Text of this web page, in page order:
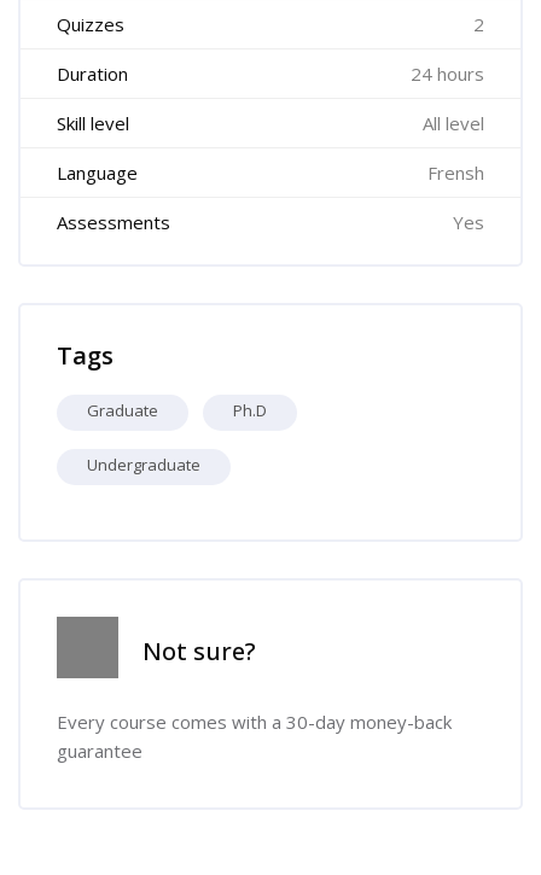
Quizzes 2
Duration 24 hours
Skill level All level
Language Frensh
Assessments Yes
Tags
Graduate Ph.D
Undergraduate
Not sure?
Every course comes with a 30-day money-back
guarantee